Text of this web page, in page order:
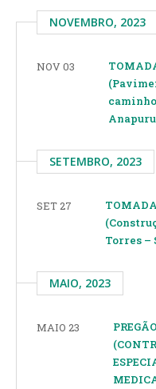
NOVEMBRO, 2023
NOV 03
SETEMBRO, 2023
SET 27
TOMADA
Torres –
MAIO, 2023
MAIO 23